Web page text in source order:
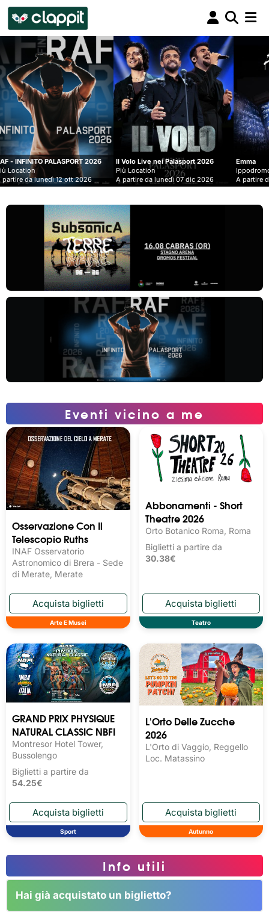
Clappit
biglietteria
2026
2026
Il Volo Live nei Palasport 2026
Più Location
A partire da lunedì 07 dic 2026
Emma
Ippodromo Snai - San Siro
A partire da mercoledì 09 set
Eventi vicino a me
Osservazione Con Il
Telescopio Ruths
INAF Osservatorio
Astronomico di Brera - Sede
di Merate, Merate
Arte E Musei
Abbonamenti - Short
Theatre 2026
Orto Botanico Roma, Roma
Biglietti a partire da
30.38€
Teatro
GRAND PRIX PHYSIQUE
NATURAL CLASSIC NBFI
Montresor Hotel Tower,
Bussolengo
Biglietti a partire da
54.25€
Sport
L'Orto Delle Zucche
2026
L'Orto di Vaggio, Reggello
Loc. Matassino
Autunno
Info utili
Hai già acquistato un biglietto?